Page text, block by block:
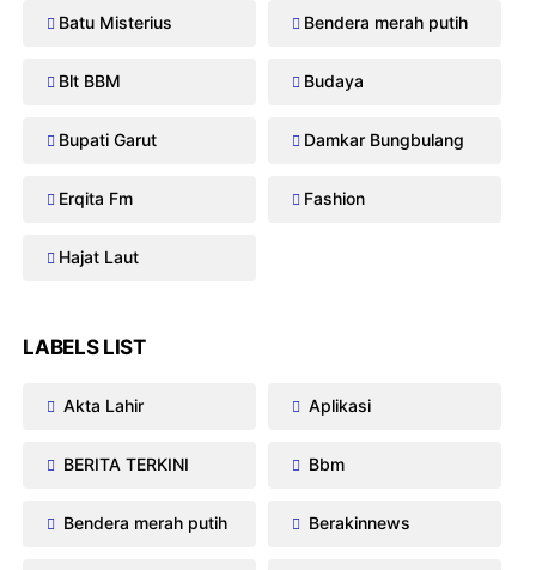
Batu Misterius Bendera merah putih
Blt BBM Budaya
Bupati Garut Damkar Bungbulang
Erqita Fm Fashion
Hajat Laut
LABELS LIST
Akta Lahir Aplikasi
BERITA TERKINI Bbm
Bendera merah putih Berakinnews